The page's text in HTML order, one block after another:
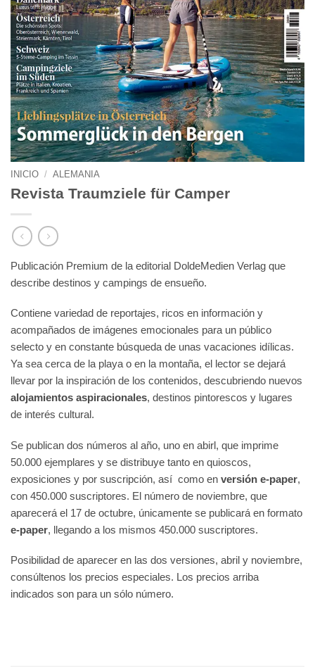
INICIO / ALEMANIA
Revista Traumziele für Camper
Publicación Premium de la editorial DoldeMedien Verlag que
describe destinos y campings de ensueño.
Contiene variedad de reportajes, ricos en información y
acompañados de imágenes emocionales para un público
selecto y en constante búsqueda de unas vacaciones idílicas.
Ya sea cerca de la playa o en la montaña, el lector se dejará
llevar por la inspiración de los contenidos, descubriendo nuevos
alojamientos aspiracionales, destinos pintorescos y lugares
de interés cultural.
Se publican dos números al año, uno en abirl, que imprime
50.000 ejemplares y se distribuye tanto en quioscos,
exposiciones y por suscripción, así como en versión e-paper,
con 450.000 suscriptores. El número de noviembre, que
aparecerá el 17 de octubre, únicamente se publicará en formato
e-paper, llegando a los mismos 450.000 suscriptores.
Posibilidad de aparecer en las dos versiones, abril y noviembre,
consúltenos los precios especiales. Los precios arriba
indicados son para un sólo número.